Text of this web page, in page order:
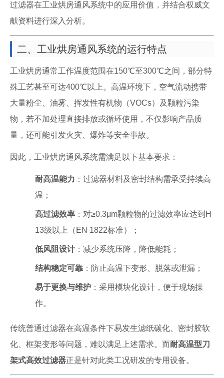
过滤器在工业烘房通风系统中的应用价值，并结合权威文
献资料进行深入分析。
二、工业烘房通风系统的运行特点
工业烘房通常工作温度范围在150℃至300℃之间，部分特
殊工艺甚至可达400℃以上。高温环境下，空气流动携带
大量粉尘、油雾、挥发性有机物（VOCs）及颗粒污染
物，若不加处理直接排放或循环使用，不仅影响产品质
量，还可能引发火灾、爆炸等安全事故。
因此，工业烘房通风系统需满足以下基本要求：
耐高温能力 ：过滤器材料及密封结构需承受持续高
温；
高过滤效率 ：对≥0.3μm颗粒物的过滤效率应达到H
13级以上（EN 1822标准）；
低风阻设计：减少系统压降，降低能耗；
结构稳定可靠 ：防止高温下变形、脱落或泄漏；
易于更换与维护 ：采用模块化设计，便于现场操
作。
传统普通过滤器在高温条件下易发生滤纸碳化、密封胶软
化、框架变形等问题，难以满足上述需求。而耐高温型刀
架式高效过滤器正是针对此类工况研发的专用设备。